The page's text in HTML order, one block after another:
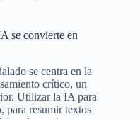
se convierte en
se centra en la
crítico, un
Utilizar la IA para
para resumir textos